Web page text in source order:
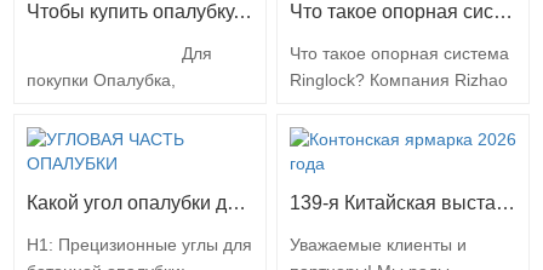
Чтобы купить опалубку, выберите компанию Rizhao Fenghua
Для
покупки Опалубка,
Жичжао Фэнхуа Ведущий
производитель
опалубки в Китае с 73-
летней историей ЖИЧЖАО,
Что такое опорная система Ringlock?
Что такое опорная система
Ringlock? Компания Rizhao
Company поставляет
высококачественные
лесов типа Ringlock. 1.
Рамные леса Ringlock Эта
Какой угол опалубки для бетона
H1: Прецизионные углы для
139-я Китайская выставка импорта и экспорта
Уважаемые клиенты и